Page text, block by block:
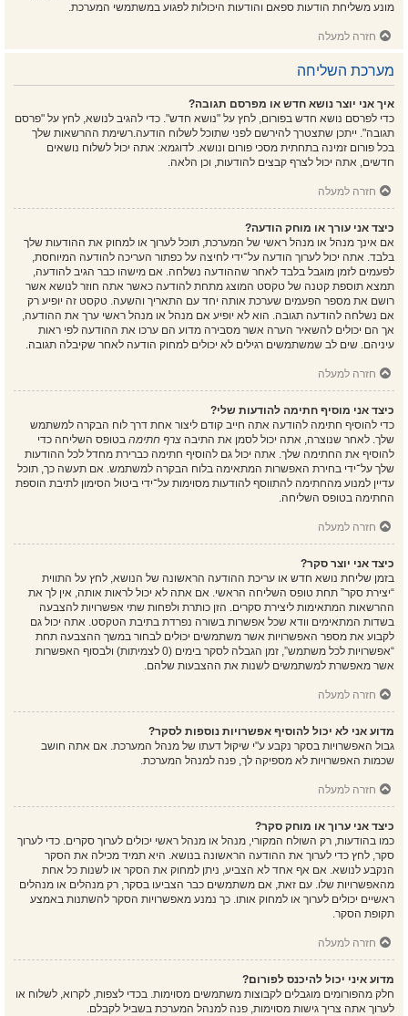
מונע משליחת הודעות ספאם והודעות היכולות לפגוע במשתמשי המערכת.
חזרה למעלה
מערכת השליחה
איך אני יוצר נושא חדש או מפרסם תגובה?
כדי לפרסם נושא חדש בפורום, לחץ על "נושא חדש". כדי להגיב לנושא, לחץ על "פרסם
תגובה". ייתכן שתצטרך להירשם לפני שתוכל לשלוח הודעה.רשימת ההרשאות שלך
בכל פורום זמינה בתחתית מסכי פורום ונושא. לדוגמא: אתה יכול לשלוח נושאים
חדשים, אתה יכול לצרף קבצים להודעות, וכן הלאה.
חזרה למעלה
כיצד אני עורך או מוחק הודעה?
אם אינך מנהל או מנהל ראשי של המערכת, תוכל לערוך או למחוק את ההודעות שלך
בלבד. אתה יכול לערוך הודעה על־ידי לחיצה על כפתור העריכה להודעה המיוחסת,
לפעמים לזמן מוגבל בלבד לאחר שההודעה נשלחה. אם מישהו כבר הגיב להודעה,
תמצא תוספת קטנה של טקסט המוצג מתחת להודעה כאשר אתה חוזר לנושא אשר
רושם את מספר הפעמים שערכת אותה יחד עם התאריך והשעה. טקסט זה יופיע רק
אם נשלחה להודעה תגובה. הוא לא יופיע אם מנהל או מנהל ראשי ערך את ההודעה,
אך הם יכולים להשאיר הערה אשר מסבירה מדוע הם ערכו את ההודעה לפי ראות
עיניהם. שים לב שמשתמשים רגילים לא יכולים למחוק הודעה לאחר שקיבלה תגובה.
חזרה למעלה
כיצד אני מוסיף חתימה להודעות שלי?
כדי להוסיף חתימה להודעה אתה חייב קודם ליצור אחת דרך לוח הבקרה למשתמש
שלך. לאחר שנוצרה, אתה יכול לסמן את התיבה צרף חתימה בטופס השליחה כדי
להוסיף את החתימה שלך. אתה יכול גם להוסיף חתימה כברירת מחדל לכל ההודעות
שלך על־ידי בחירת האפשרות המתאימה בלוח הבקרה למשתמש. אם תעשה כך, תוכל
עדיין למנוע מהחתימה להתווסף להודעות מסוימות על־ידי ביטול הסימון לתיבת הוספת
החתימה בטופס השליחה.
חזרה למעלה
כיצד אני יוצר סקר?
בזמן שליחת נושא חדש או עריכת ההודעה הראשונה של הנושא, לחץ על התווית
“יצירת סקר” תחת טופס השליחה הראשי. אם אתה לא יכול לראות אותה, אין לך את
ההרשאות המתאימות ליצירת סקרים. הזן כותרת ולפחות שתי אפשרויות להצבעה
בשדות המתאימים וודא שכל אפשרות בשורה נפרדת בתיבת הטקסט. אתה יכול גם
לקבוע את מספר האפשרויות אשר משתמשים יכולים לבחור במשך ההצבעה תחת
“אפשרויות לכל משתמש”, זמן הגבלה לסקר בימים (0 לצמיתות) ולבסוף האפשרות
אשר מאפשרת למשתמשים לשנות את ההצבעות שלהם.
חזרה למעלה
מדוע אני לא יכול להוסיף אפשרויות נוספות לסקר?
גבול האפשרויות בסקר נקבע ע"י שיקול דעתו של מנהל המערכת. אם אתה חושב
שכמות האפשרויות לא מספיקה לך, פנה למנהל המערכת.
חזרה למעלה
כיצד אני ערוך או מוחק סקר?
כמו בהודעות, רק השולח המקורי, מנהל או מנהל ראשי יכולים לערוך סקרים. כדי לערוך
סקר, לחץ כדי לערוך את ההודעה הראשונה בנושא. היא תמיד מכילה את הסקר
הנקבע לנושא. אם אף אחד לא הצביע, ניתן למחוק את הסקר או לשנות כל אחת
מהאפשרויות שלו. עם זאת, אם משתמשים כבר הצביעו בסקר, רק מנהלים או מנהלים
ראשיים יכולים לערוך או למחוק אותו. כך נמנע מאפשרויות הסקר להשתנות באמצע
תקופת הסקר.
חזרה למעלה
מדוע איני יכול להיכנס לפורום?
חלק מהפורומים מוגבלים לקבוצות משתמשים מסוימות. בכדי לצפות, לקרוא, לשלוח או
לערוך אתה צריך גישות מסוימות, פנה למנהל המערכת בשביל לקבלם.